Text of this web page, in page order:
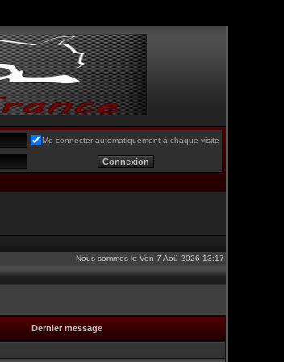
Me connecter automatiquement à chaque visite
Nous sommes le Ven 7 Aoû 2026 13:17
Dernier message